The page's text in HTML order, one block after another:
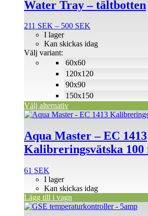
Water Tray – tältbotten
211 SEK – 500 SEK
till
60x60
120x120
90x90
150x150
I lager
Kan skickas idag
Välj variant:
Välj alternativ
har
varianter.
olika
alternativen
Aqua Master – EC 1413
Kalibreringsvätska 100
61 SEK
I lager
Kan skickas idag
Lägg till i vagn